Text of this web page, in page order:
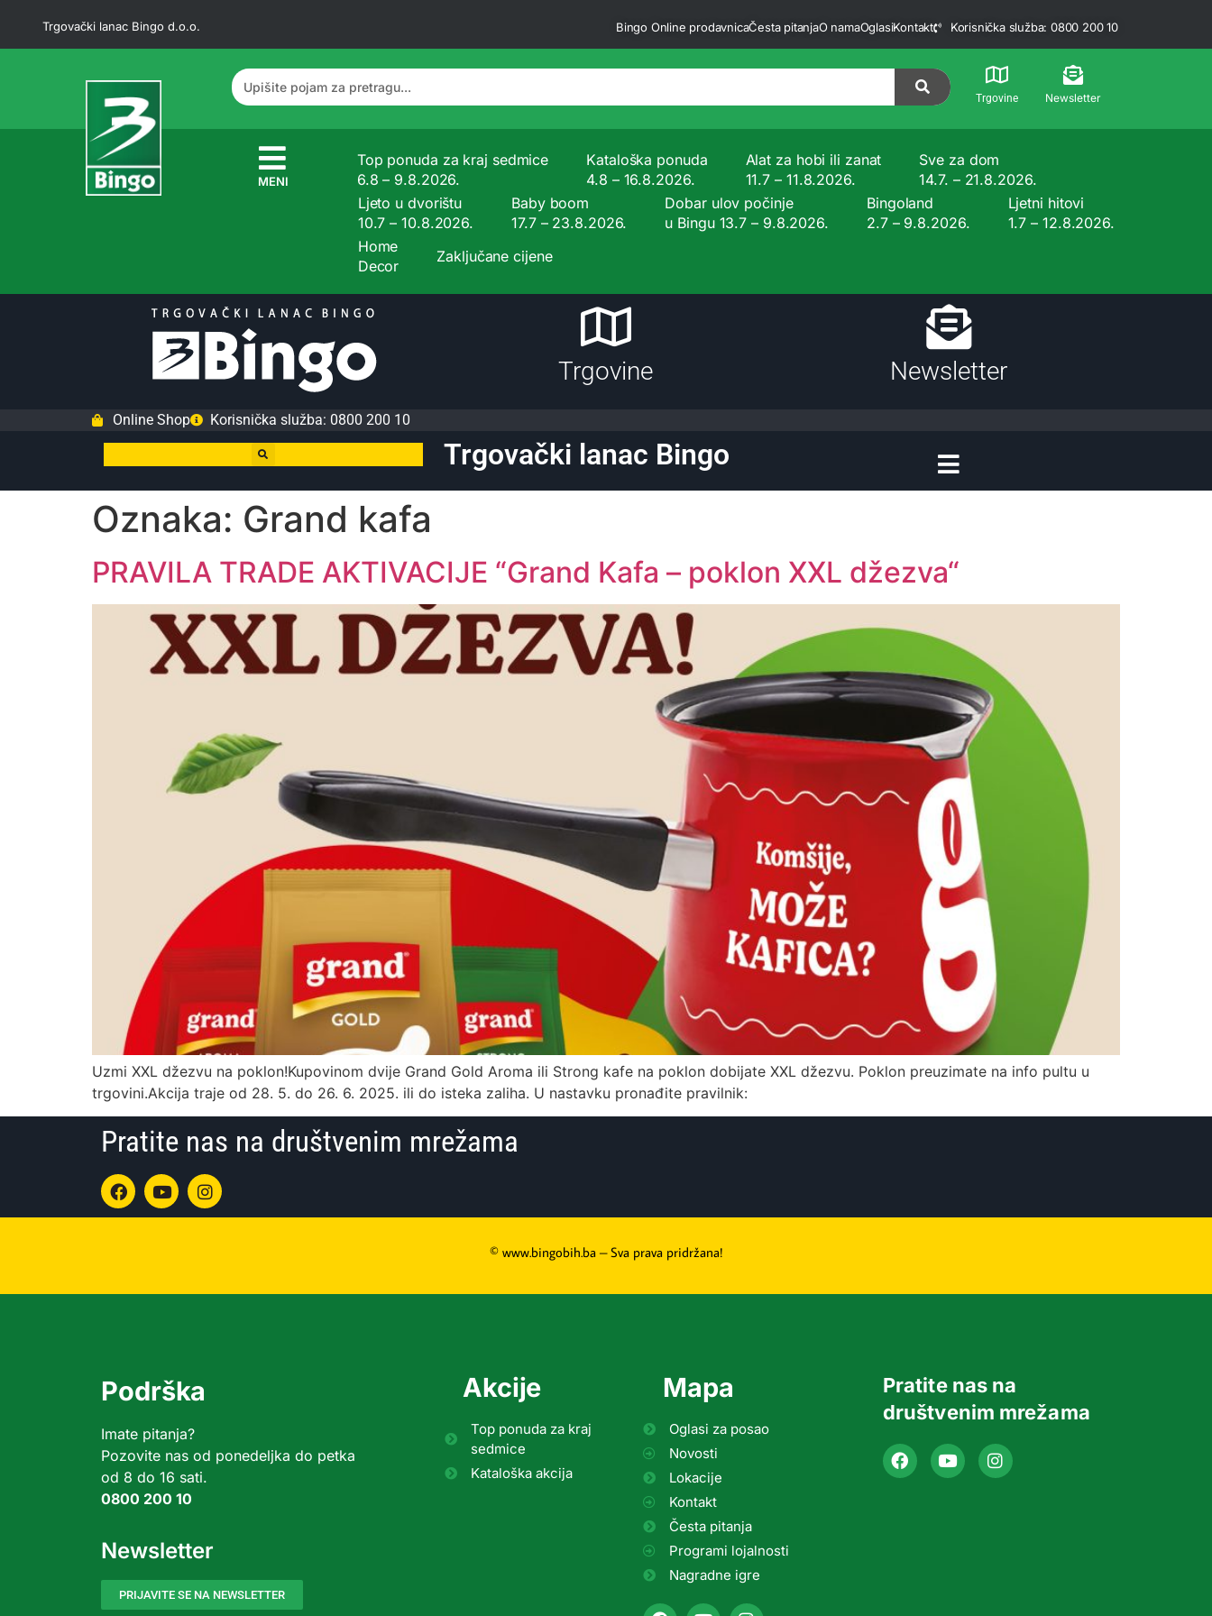
Trgovački lanac Bingo d.o.o. Bingo Online prodavnicaČesta pitanjaO namaOglasiKontakt Korisnička služba: 0800 200 10
Trgovine Newsletter
MENI
Top ponuda za kraj sedmice
6.8 – 9.8.2026.
Kataloška ponuda
4.8 – 16.8.2026.
Alat za hobi ili zanat
11.7 – 11.8.2026.
Sve za dom
14.7. – 21.8.2026.
Ljeto u dvorištu
10.7 – 10.8.2026.
Baby boom
17.7 – 23.8.2026.
Dobar ulov počinje
u Bingu 13.7 – 9.8.2026.
Bingoland
2.7 – 9.8.2026.
Ljetni hitovi
1.7 – 12.8.2026.
Home
Decor
Zaključane cijene
Trgovine Newsletter
Online Shop Korisnička služba: 0800 200 10
Trgovački lanac Bingo
Oznaka: Grand kafa
PRAVILA TRADE AKTIVACIJE “Grand Kafa – poklon XXL džezva“
Uzmi XXL džezvu na poklon!Kupovinom dvije Grand Gold Aroma ili Strong kafe na poklon dobijate XXL džezvu. Poklon preuzimate na info pultu u
trgovini.Akcija traje od 28. 5. do 26. 6. 2025. ili do isteka zaliha. U nastavku pronađite pravilnik:
Pratite nas na društvenim mrežama
© www.bingobih.ba – Sva prava pridržana!
Podrška
Imate pitanja?
Pozovite nas od ponedeljka do petka
od 8 do 16 sati.
0800 200 10
Newsletter
PRIJAVITE SE NA NEWSLETTER
Akcije
Top ponuda za kraj
sedmice
Kataloška akcija
Mapa
Oglasi za posao
Novosti
Lokacije
Kontakt
Česta pitanja
Programi lojalnosti
Nagradne igre
Pratite nas na
društvenim mrežama